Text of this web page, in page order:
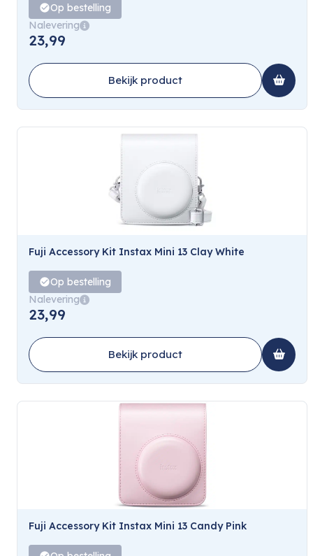
Op bestelling
Nalevering
23,99
Bekijk product
Fuji Accessory Kit Instax Mini 13 Clay White
Op bestelling
Nalevering
23,99
Bekijk product
Fuji Accessory Kit Instax Mini 13 Candy Pink